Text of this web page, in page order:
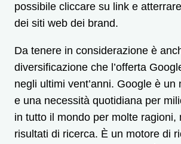
possibile cliccare su link e
dei siti web dei brand.
Da tenere in considerazione è
diversificazione che l’offerta
negli ultimi vent’anni. Google è un
e una necessità quotidiana per
in tutto il mondo per molte ragioni,
risultati di ricerca. È un motore di